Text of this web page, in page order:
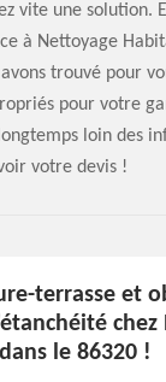
vite une solution.
à Nettoyage
trouvé pour
pour votre
loin des
votre devis !
terrasse et
chez
le 86320 !